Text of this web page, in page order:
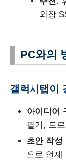
외장
PC와의
갤럭시탭이
아이디어
필기, 드
초안 작성
으로 언제